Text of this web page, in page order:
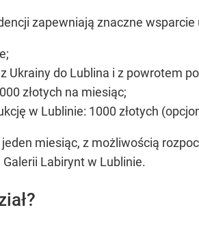
zapewniają znaczne
Ukrainy do Lublina i z powrotem
złotych na miesiąc;
w Lublinie: 1000 złotych
miesiąc, z możliwością
Labirynt w Lublinie.